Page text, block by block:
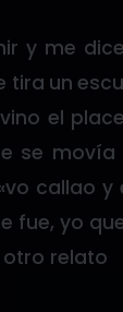
y me
tira un
el
se
callao
fue, yo
otro relato